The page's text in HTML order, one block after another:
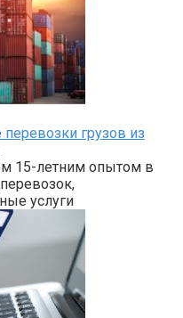
грузов из
15-летним опытом в
услуги